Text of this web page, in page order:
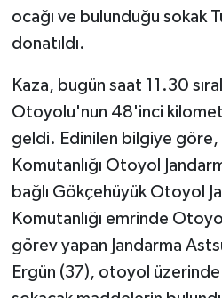
ocağı ve bulunduğu sokak
donatıldı.
Kaza, bugün saat 11.30
Otoyolu'nun 48'inci
geldi. Edinilen bilgiye göre,
Komutanlığı Otoyol
bağlı Gökçehüyük Otoyol
Komutanlığı emrinde
görev yapan Jandarma
Ergün (37), otoyol